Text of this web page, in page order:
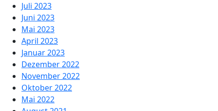
Juli 2023
Juni 2023
Mai 2023
April 2023
Januar 2023
Dezember 2022
November 2022
Oktober 2022
Mai 2022